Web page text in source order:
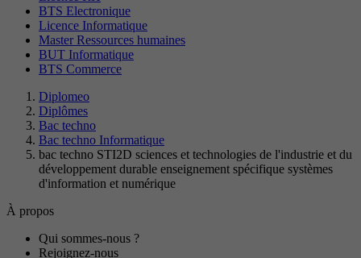
BTS Electronique
Licence Informatique
Master Ressources humaines
BUT Informatique
BTS Commerce
Diplomeo
Diplômes
Bac techno
Bac techno Informatique
bac techno STI2D sciences et technologies de l'industrie et du
développement durable enseignement spécifique systèmes
d'information et numérique
À propos
Qui sommes-nous ?
Rejoignez-nous